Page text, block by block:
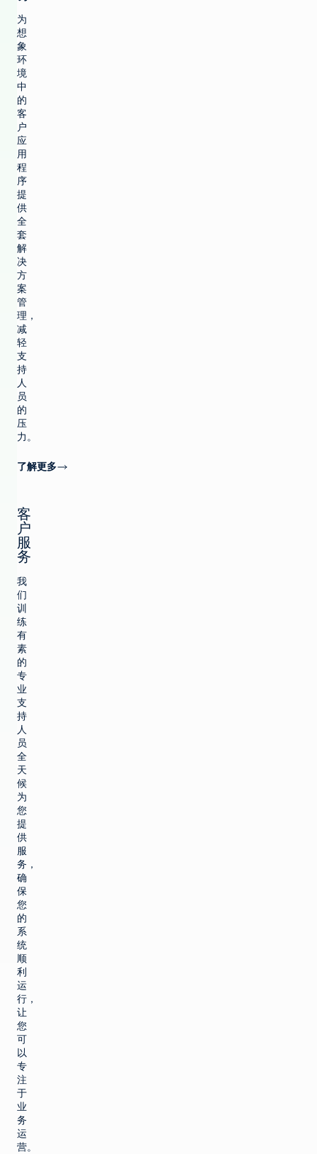
为
想
象
环
境
中
的
客
户
应
用
程
序
提
供
全
套
解
决
方
案
管
理，
减
轻
支
持
人
员
的
压
力。
了解更多
客
户
服
务
我
们
训
练
有
素
的
专
业
支
持
人
员
全
天
候
为
您
提
供
服
务，
确
保
您
的
系
统
顺
利
运
行，
让
您
可
以
专
注
于
业
务
运
营。